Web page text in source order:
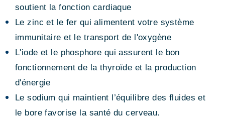
soutient la fonction cardiaque
Le zinc et le fer qui alimentent votre système
immunitaire et le transport de l'oxygène
L'iode et le phosphore qui assurent le bon
fonctionnement de la thyroïde et la production
d'énergie
Le sodium qui maintient l’équilibre des fluides et
le bore favorise la santé du cerveau.